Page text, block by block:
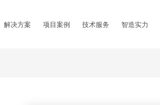
解决方案 项目案例 技术服务 智造实力